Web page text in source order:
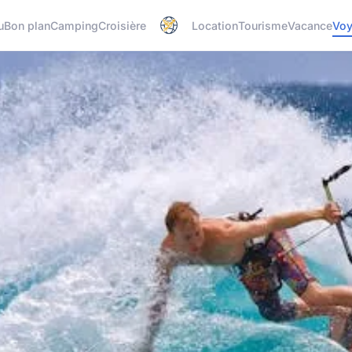
Bon planCampingCroisière LocationTourismeVacance